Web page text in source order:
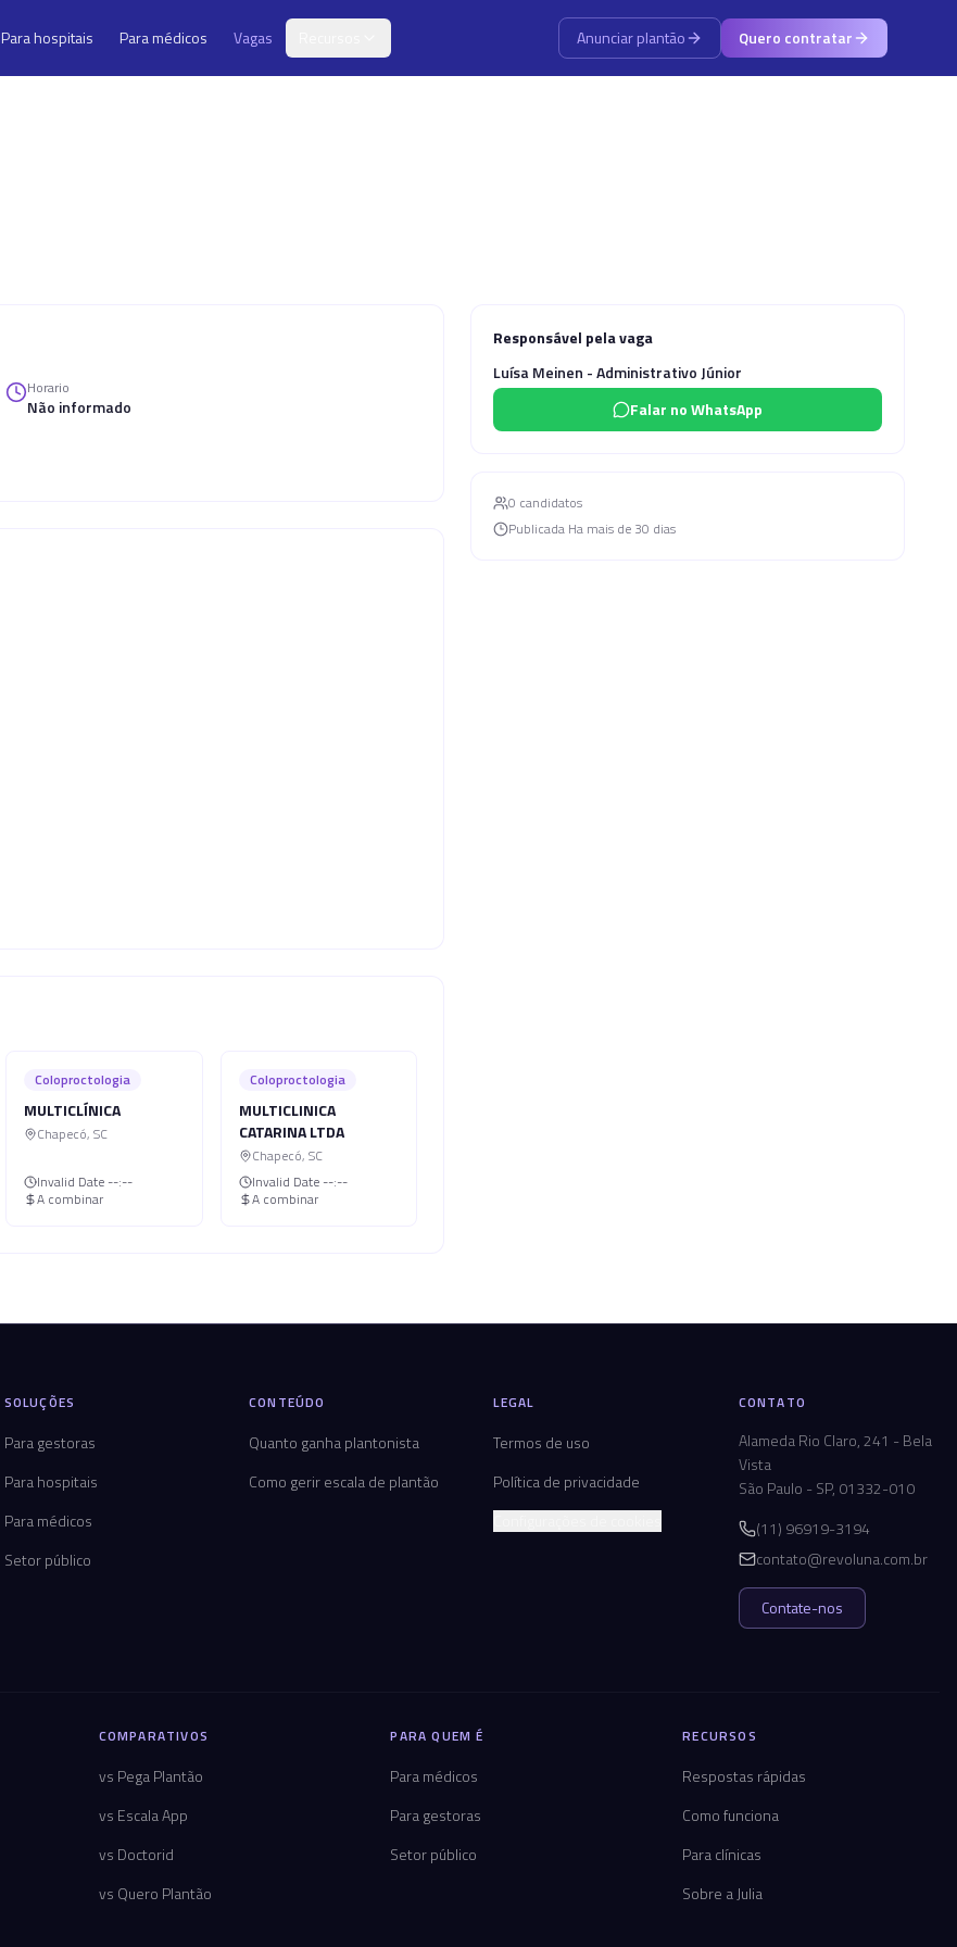
Para hospitais Para médicos Vagas Anunciar plantão Quero contratar
Horario
Não informado
Coloproctologia
MULTICLÍNICA
Chapecó, SC
Invalid Date --:--
A combinar
Coloproctologia
MULTICLINICA
CATARINA LTDA
Chapecó, SC
Invalid Date --:--
A combinar
Responsável pela vaga
Luísa Meinen - Administrativo Júnior
Falar no WhatsApp
0 candidatos
Publicada Ha mais de 30 dias
SOLUÇÕES
Para gestoras
Para hospitais
Para médicos
Setor público
CONTEÚDO
Quanto ganha plantonista
Como gerir escala de plantão
LEGAL
Termos de uso
Política de privacidade
CONTATO
Alameda Rio Claro, 241 - Bela
Vista
São Paulo - SP, 01332-010
(11) 96919-3194
contato@revoluna.com.br
Contate-nos
COMPARATIVOS
vs Pega Plantão
vs Escala App
vs Doctorid
vs Quero Plantão
PARA QUEM É
Para médicos
Para gestoras
Setor público
RECURSOS
Respostas rápidas
Como funciona
Para clínicas
Sobre a Julia